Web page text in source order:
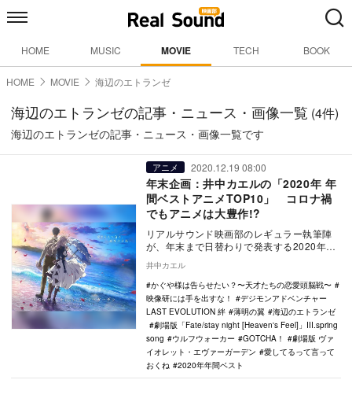
HOME MUSIC MOVIE TECH BOOK
HOME MOVIE 海辺のエトランゼ
海辺のエトランゼの記事・ニュース・画像一覧 (4件)
海辺のエトランゼの記事・ニュース・画像一覧です
アニメ 2020.12.19 08:00
年末企画：井中カエルの「2020年 年
間ベストアニメTOP10」 コロナ禍
でもアニメは大豊作!?
リアルサウンド映画部のレギュラー執筆陣
が、年末まで日替わりで発表する2020年の
年間ベスト企画。映画、国内ドラマ、海外
ドラマ、ア…
井中カエル
かぐや様は告らせたい？〜天才たちの恋愛頭脳戦〜
映像研には手を出すな！
デジモンアドベンチャー
LAST EVOLUTION 絆
薄明の翼
海辺のエトランゼ
劇場版「Fate/stay night [Heaven's Feel]」III.spring
song
ウルフウォーカー GOTCHA！
劇場版 ヴァ
イオレット・エヴァーガーデン
愛してるって言って
おくね
2020年年間ベスト